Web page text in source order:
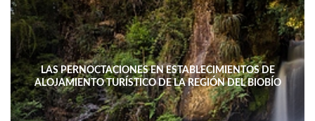
LAS PERNOCTACIONES EN ESTABLECIMIENTOS DE
ALOJAMIENTO TURÍSTICO DE LA REGIÓN DEL BIOBÍO
DISMINUYERON 15,4% INTERANUAL